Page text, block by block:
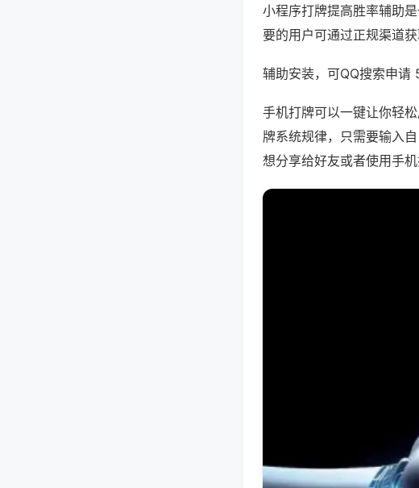
小程序打牌提高胜率辅助
要的用户可通过正规渠道获
辅助安装，可QQ搜索申
手机打牌可以一键让你轻
牌系统规律，只需要输入
想分享给好友或者使用手